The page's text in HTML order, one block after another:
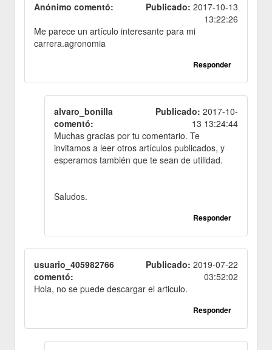
Anónimo comentó: Publicado: 2017-10-13
13:22:26
Me parece un artículo interesante para mi
carrera.agronomia
Responder
alvaro_bonilla
comentó:
Publicado: 2017-10-
13 13:24:44
Muchas gracias por tu comentario. Te
invitamos a leer otros artículos publicados, y
esperamos también que te sean de utilidad.
Saludos.
Responder
usuario_405982766
comentó:
Publicado: 2019-07-22
03:52:02
Hola, no se puede descargar el articulo.
Responder